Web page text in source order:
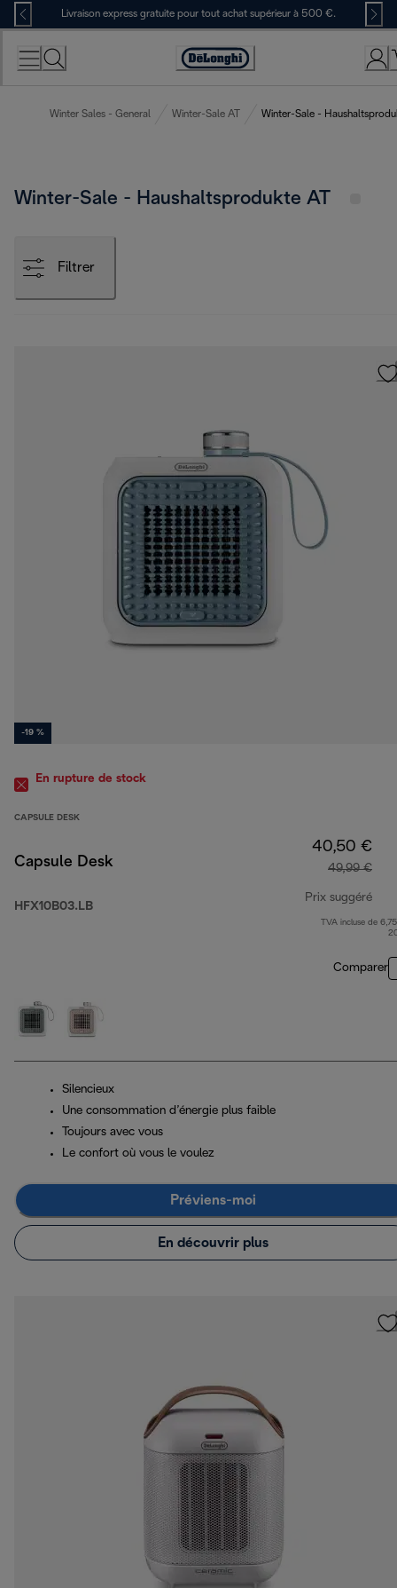
Skip
to
Content
Livraison express gratuite pour tout achat supérieur à 500 €.
Déclaration
Winter Sales - General Winter-Sale AT Winter-Sale -
Winter-Sale - Haushaltsprodukte AT
Filtrer
-19 %
En rupture de stock
CAPSULE DESK
Capsule Desk
HFX10B03.LB
40,50 €
49,99 €
Prix suggéré
TVA incluse de
Comparer
Silencieux
Une consommation d’énergie plus faible
Toujours avec vous
Le confort où vous le voulez
Préviens-moi
En découvrir plus